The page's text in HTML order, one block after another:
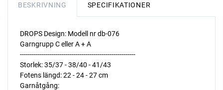
BESKRIVNING SPECIFIKATIONER
DROPS Design: Modell nr db-076
Garngrupp C eller A + A
----------------------------------------------------------
Storlek: 35/37 - 38/40 - 41/43
Fotens längd: 22 - 24 - 27 cm
Garnåtgång: